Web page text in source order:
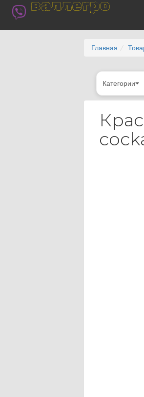
валлегро
Главная
Категории